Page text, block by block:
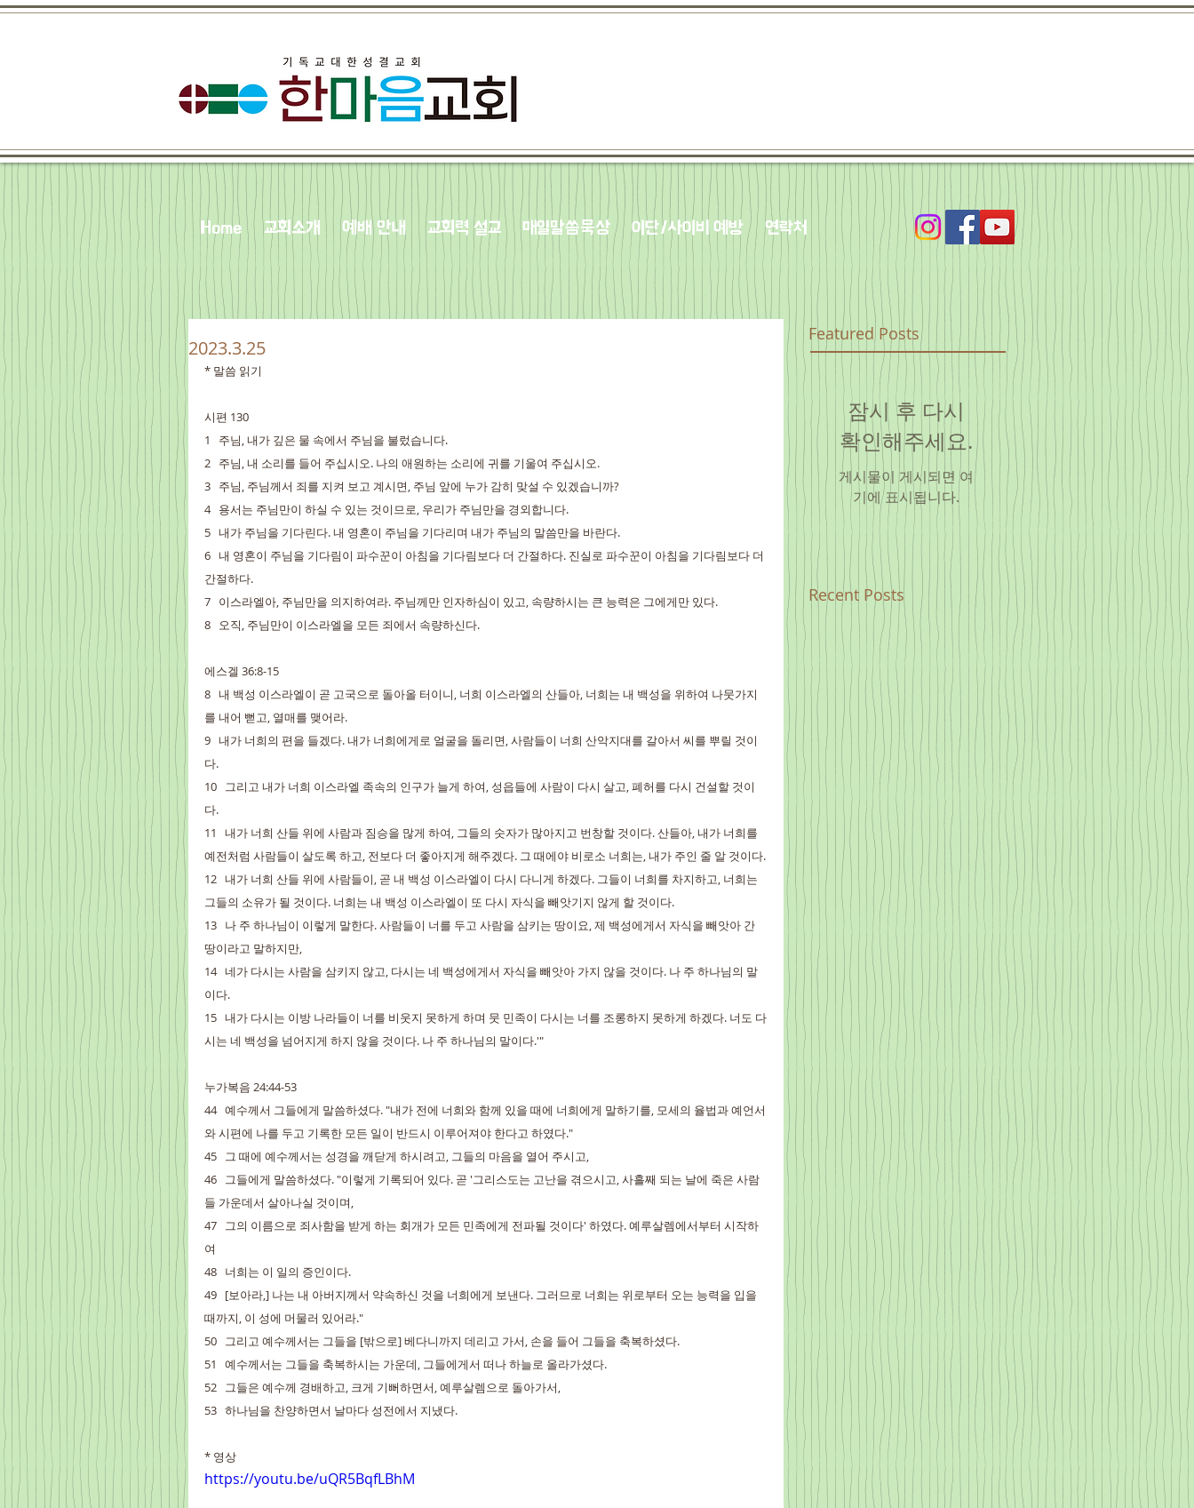
Home 교회소개 예배 안내 교회력 설교 매일말씀묵상 이단/사이비 예방 연락처
2023.3.25
* 말씀 읽기
시편 130
1   주님, 내가 깊은 물 속에서 주님을 불렀습니다.
2   주님, 내 소리를 들어 주십시오. 나의 애원하는 소리에 귀를 기울여 주십시오.
3   주님, 주님께서 죄를 지켜 보고 계시면, 주님 앞에 누가 감히 맞설 수 있겠습니까?
4   용서는 주님만이 하실 수 있는 것이므로, 우리가 주님만을 경외합니다.
5   내가 주님을 기다린다. 내 영혼이 주님을 기다리며 내가 주님의 말씀만을 바란다.
6   내 영혼이 주님을 기다림이 파수꾼이 아침을 기다림보다 더 간절하다. 진실로 파수꾼이 아침을 기다림보다 더
간절하다.
7   이스라엘아, 주님만을 의지하여라. 주님께만 인자하심이 있고, 속량하시는 큰 능력은 그에게만 있다.
8   오직, 주님만이 이스라엘을 모든 죄에서 속량하신다.
에스겔 36:8-15
8   내 백성 이스라엘이 곧 고국으로 돌아올 터이니, 너희 이스라엘의 산들아, 너희는 내 백성을 위하여 나뭇가지
를 내어 뻗고, 열매를 맺어라.
9   내가 너희의 편을 들겠다. 내가 너희에게로 얼굴을 돌리면, 사람들이 너희 산악지대를 갈아서 씨를 뿌릴 것이
다.
10   그리고 내가 너희 이스라엘 족속의 인구가 늘게 하여, 성읍들에 사람이 다시 살고, 폐허를 다시 건설할 것이
다.
11   내가 너희 산들 위에 사람과 짐승을 많게 하여, 그들의 숫자가 많아지고 번창할 것이다. 산들아, 내가 너희를
예전처럼 사람들이 살도록 하고, 전보다 더 좋아지게 해주겠다. 그 때에야 비로소 너희는, 내가 주인 줄 알 것이다.
12   내가 너희 산들 위에 사람들이, 곧 내 백성 이스라엘이 다시 다니게 하겠다. 그들이 너희를 차지하고, 너희는
그들의 소유가 될 것이다. 너희는 내 백성 이스라엘이 또 다시 자식을 빼앗기지 않게 할 것이다.
13   나 주 하나님이 이렇게 말한다. 사람들이 너를 두고 사람을 삼키는 땅이요, 제 백성에게서 자식을 빼앗아 간
땅이라고 말하지만,
14   네가 다시는 사람을 삼키지 않고, 다시는 네 백성에게서 자식을 빼앗아 가지 않을 것이다. 나 주 하나님의 말
이다.
15   내가 다시는 이방 나라들이 너를 비웃지 못하게 하며 뭇 민족이 다시는 너를 조롱하지 못하게 하겠다. 너도 다
시는 네 백성을 넘어지게 하지 않을 것이다. 나 주 하나님의 말이다.'"
누가복음 24:44-53
44   예수께서 그들에게 말씀하셨다. "내가 전에 너희와 함께 있을 때에 너희에게 말하기를, 모세의 율법과 예언서
와 시편에 나를 두고 기록한 모든 일이 반드시 이루어져야 한다고 하였다."
45   그 때에 예수께서는 성경을 깨닫게 하시려고, 그들의 마음을 열어 주시고,
46   그들에게 말씀하셨다. "이렇게 기록되어 있다. 곧 '그리스도는 고난을 겪으시고, 사흘째 되는 날에 죽은 사람
들 가운데서 살아나실 것이며,
47   그의 이름으로 죄사함을 받게 하는 회개가 모든 민족에게 전파될 것이다' 하였다. 예루살렘에서부터 시작하
여
48   너희는 이 일의 증인이다.
49   [보아라,] 나는 내 아버지께서 약속하신 것을 너희에게 보낸다. 그러므로 너희는 위로부터 오는 능력을 입을
때까지, 이 성에 머물러 있어라."
50   그리고 예수께서는 그들을 [밖으로] 베다니까지 데리고 가서, 손을 들어 그들을 축복하셨다.
51   예수께서는 그들을 축복하시는 가운데, 그들에게서 떠나 하늘로 올라가셨다.
52   그들은 예수께 경배하고, 크게 기뻐하면서, 예루살렘으로 돌아가서,
53   하나님을 찬양하면서 날마다 성전에서 지냈다.
* 영상
https://youtu.be/uQR5BqfLBhM
Featured Posts
잠시 후 다시
확인해주세요.
게시물이 게시되면 여
기에 표시됩니다.
Recent Posts